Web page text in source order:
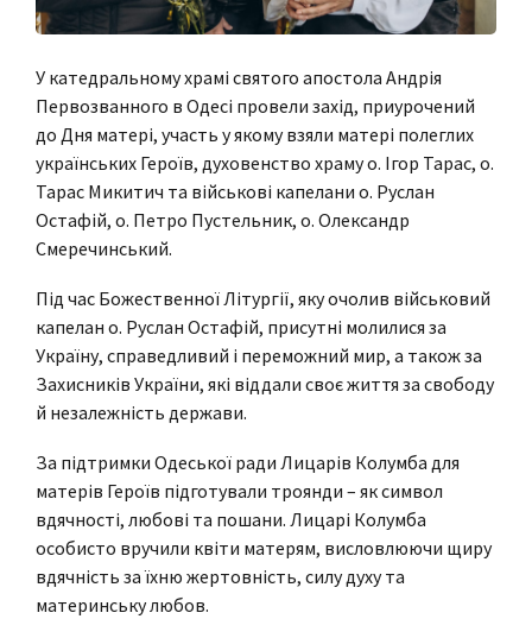
У катедральному храмі святого апостола Андрія
Первозванного в Одесі провели захід, приурочений
до Дня матері, участь у якому взяли матері полеглих
українських Героїв, духовенство храму о. Ігор Тарас, о.
Тарас Микитич та військові капелани о. Руслан
Остафій, о. Петро Пустельник, о. Олександр
Смеречинський.
Під час Божественної Літургії, яку очолив військовий
капелан о. Руслан Остафій, присутні молилися за
Україну, справедливий і переможний мир, а також за
Захисників України, які віддали своє життя за свободу
й незалежність держави.
За підтримки Одеської ради Лицарів Колумба для
матерів Героїв підготували троянди – як символ
вдячності, любові та пошани. Лицарі Колумба
особисто вручили квіти матерям, висловлюючи щиру
вдячність за їхню жертовність, силу духу та
материнську любов.